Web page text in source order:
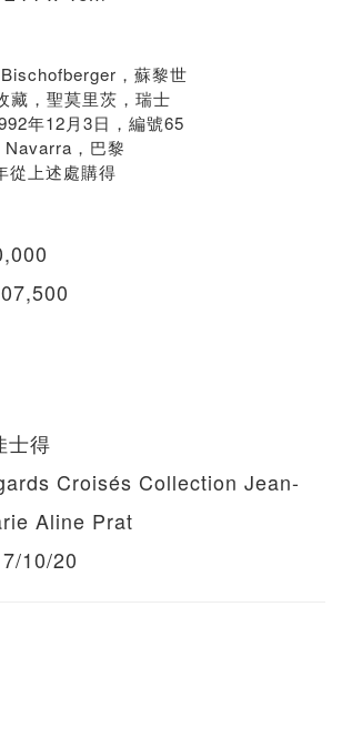
，蘇黎世
藏，聖莫里茨，瑞士
年12月3日，編號65
，巴黎
從上述處購得
士得
Croisés Collection Jean-
Aline Prat
10/20